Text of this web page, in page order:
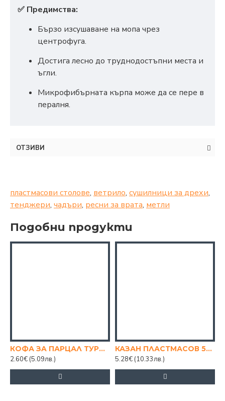
✅ Предимства:
Бързо изсушаване на мопа чрез
центрофуга.
Достига лесно до труднодостъпни места и
ъгли.
Микрофибърната кърпа може да се пере в
пералня.
ОТЗИВИ
пластмасови столове, ветрило, сушилници за дрехи,
тенджери, чадъри, ресни за врата, метли
Подобни продукти
КОФА ЗA ПАРЦАЛ ТУРСКА
2.60€ (5.09лв.)
КАЗАН ПЛАСТМАСОВ 50 Л.
5.28€ (10.33лв.)